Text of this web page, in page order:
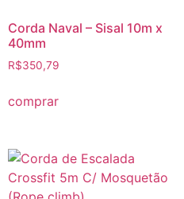
Corda Naval – Sisal 10m x
40mm
R$350,79
comprar